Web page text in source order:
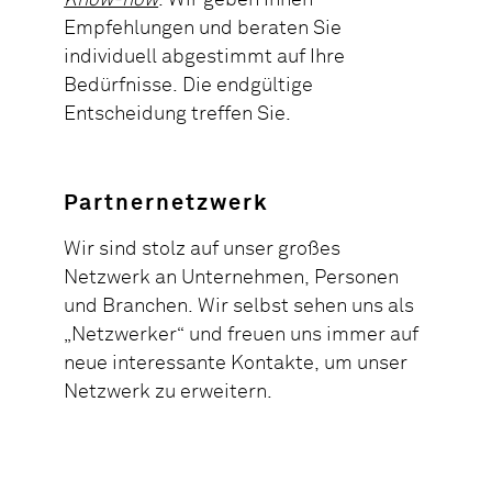
Empfehlungen und beraten Sie
individuell abgestimmt auf Ihre
Bedürfnisse. Die endgültige
Entscheidung treffen Sie.
Partnernetzwerk
Wir sind stolz auf unser großes
Netzwerk an Unternehmen, Personen
und Branchen. Wir selbst sehen uns als
„Netzwerker“ und freuen uns immer auf
neue interessante Kontakte, um unser
Netzwerk zu erweitern.